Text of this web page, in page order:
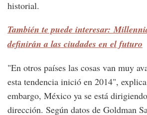
historial.
También te puede interesar:
definirán a las ciudades en el futuro
"En otros países las cosas van muy
esta tendencia inició en 2014",
embargo, México ya se está
dirección. Según datos de Goldman